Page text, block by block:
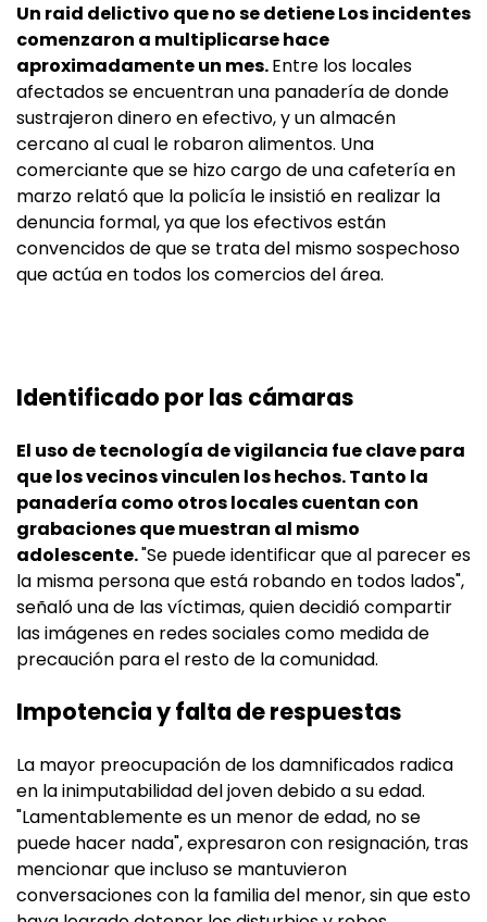
Un raid delictivo que no se detiene Los incidentes
comenzaron a multiplicarse hace
aproximadamente un mes.Entre los locales
afectados se encuentran una panadería de donde
sustrajeron dinero en efectivo, y un almacén
cercano al cual le robaron alimentos. Una
comerciante que se hizo cargo de una cafetería en
marzo relató que la policía le insistió en realizar la
denuncia formal, ya que los efectivos están
convencidos de que se trata del mismo sospechoso
que actúa en todos los comercios del área.
Identificado por las cámaras
El uso de tecnología de vigilancia fue clave para
que los vecinos vinculen los hechos. Tanto la
panadería como otros locales cuentan con
grabaciones que muestran al mismo
adolescente."Se puede identificar que al parecer es
la misma persona que está robando en todos lados",
señaló una de las víctimas, quien decidió compartir
las imágenes en redes sociales como medida de
precaución para el resto de la comunidad.
Impotencia y falta de respuestas
La mayor preocupación de los damnificados radica
en la inimputabilidad del joven debido a su edad.
"Lamentablemente es un menor de edad, no se
puede hacer nada", expresaron con resignación, tras
mencionar que incluso se mantuvieron
conversaciones con la familia del menor, sin que esto